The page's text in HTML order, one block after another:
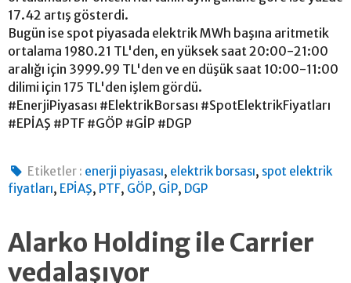
17.42 artış gösterdi.
Bugün ise spot piyasada elektrik MWh başına aritmetik
ortalama 1980.21 TL'den, en yüksek saat 20:00-21:00
aralığı için 3999.99 TL'den ve en düşük saat 10:00-11:00
dilimi için 175 TL'den işlem gördü.
#EnerjiPiyasası #ElektrikBorsası #SpotElektrikFiyatları
#EPİAŞ #PTF #GÖP #GİP #DGP
Etiketler : enerji piyasası, elektrik borsası, spot elektrik
fiyatları, EPİAŞ, PTF, GÖP, GİP, DGP
Alarko Holding ile Carrier
vedalaşıyor